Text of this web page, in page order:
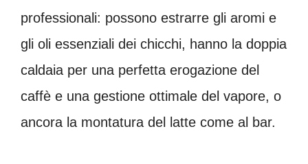
professionali: possono estrarre gli aromi e
gli oli essenziali dei chicchi, hanno la doppia
caldaia per una perfetta erogazione del
caffè e una gestione ottimale del vapore, o
ancora la montatura del latte come al bar.